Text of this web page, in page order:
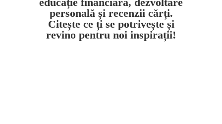
personală și recenzii cărți.
Citește ce ți se potrivește și
revino pentru noi inspirații!